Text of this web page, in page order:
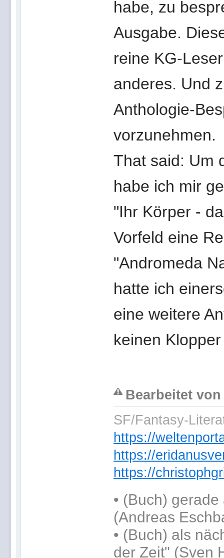
habe, zu
Ausgabe.
reine KG-
anderes. Und
Anthologie-
vorzunehmen.
That said: Um
habe ich mir
"Ihr Körper -
Vorfeld eine
"Andromeda
hatte ich
eine weitere
keinen
Bearbeitet
SF/Fantasy-
https://
https://
https://
• (Buch) gerade
(Andreas
• (Buch) als
der Zeit" (Sven